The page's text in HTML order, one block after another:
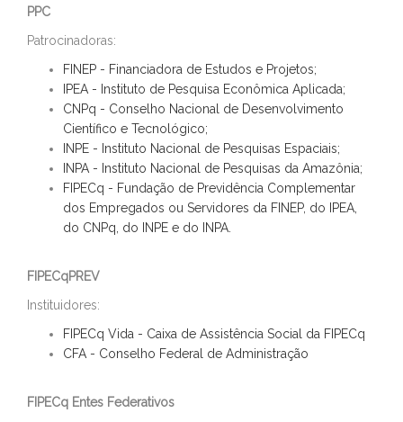
PPC
Patrocinadoras:
FINEP - Financiadora de Estudos e Projetos;
IPEA - Instituto de Pesquisa Econômica Aplicada;
CNPq - Conselho Nacional de Desenvolvimento
Científico e Tecnológico;
INPE - Instituto Nacional de Pesquisas Espaciais;
INPA - Instituto Nacional de Pesquisas da Amazônia;
FIPECq - Fundação de Previdência Complementar
dos Empregados ou Servidores da FINEP, do IPEA,
do CNPq, do INPE e do INPA.
FIPECqPREV
Instituidores:
FIPECq Vida - Caixa de Assistência Social da FIPECq
CFA - Conselho Federal de Administração
FIPECq Entes Federativos